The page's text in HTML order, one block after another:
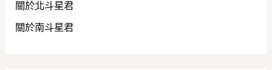
關於北斗星君
關於南斗星君